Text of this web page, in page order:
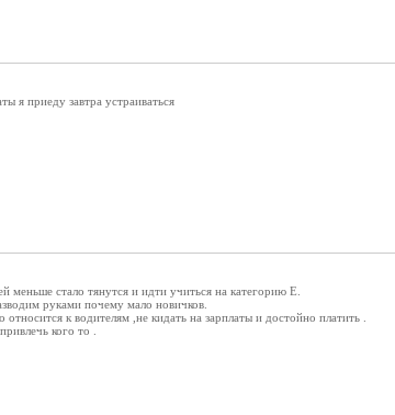
я приеду завтра устраиваться
меньше стало тянутся и идти учиться на категорию Е.
руками почему мало новичков.
к водителям ,не кидать на зарплаты и достойно платить .
кого то .